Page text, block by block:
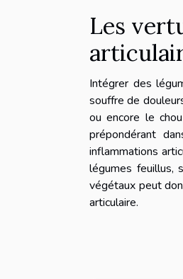
Les
Intégrer des
souffre de
ou encore le
prépondérant
inflammations
légumes feuillus,
végétaux peut
articulaire.